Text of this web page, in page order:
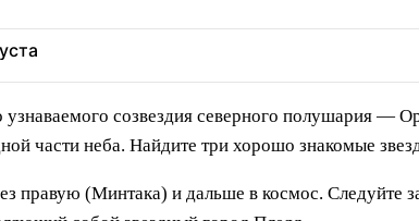
созвездия северного полушария —
части неба. Найдите три хорошо знакомые
правую (Минтака) и дальше в космос. Следуйте